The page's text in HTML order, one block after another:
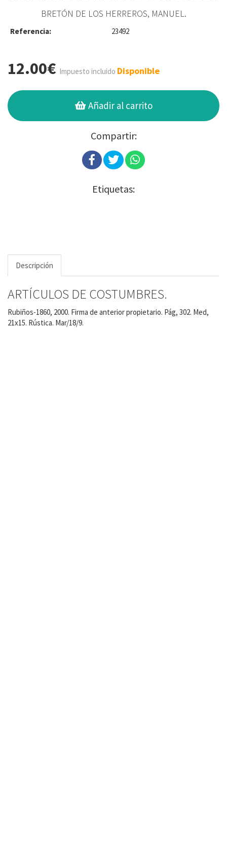
BRETÓN DE LOS HERREROS, MANUEL.
Referencia: 23492
12.00€ Impuesto incluido Disponible
Añadir al carrito
Compartir:
Etiquetas:
Descripción
ARTÍCULOS DE COSTUMBRES.
Rubiños-1860, 2000. Firma de anterior propietario. Pág, 302. Med,
21x15. Rústica. Mar/18/9.